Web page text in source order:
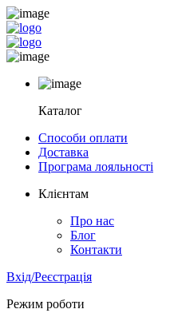
Каталог
Способи оплати
Доставка
Програма лояльності
Клієнтам
Про нас
Блог
Контакти
Вхід/Реєстрація
Режим роботи